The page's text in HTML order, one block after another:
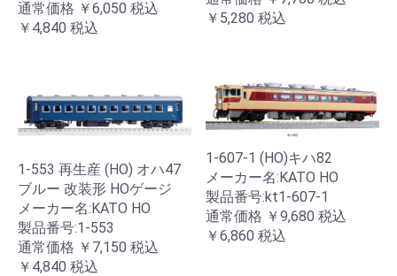
通常価格 ￥6,050 税込
￥4,840 税込
￥5,280 税込
1-553 再生産 (HO) オハ47
ブルー 改装形 HOゲージ
メーカー名:KATO HO
製品番号:1-553
通常価格 ￥7,150 税込
￥4,840 税込
1-607-1 (HO)キハ82
メーカー名:KATO HO
製品番号:kt1-607-1
通常価格 ￥9,680 税込
￥6,860 税込